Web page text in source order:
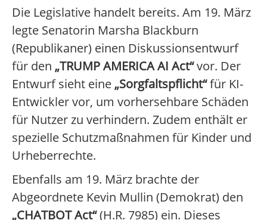
Die Legislative handelt bereits. Am 19. März
legte Senatorin Marsha Blackburn
(Republikaner) einen Diskussionsentwurf
für den „TRUMP AMERICA AI Act“vor. Der
Entwurf sieht eine „Sorgfaltspflicht“für KI-
Entwickler vor, um vorhersehbare Schäden
für Nutzer zu verhindern. Zudem enthält er
spezielle Schutzmaßnahmen für Kinder und
Urheberrechte.
Ebenfalls am 19. März brachte der
Abgeordnete Kevin Mullin (Demokrat) den
„CHATBOT Act“(H.R. 7985) ein. Dieses